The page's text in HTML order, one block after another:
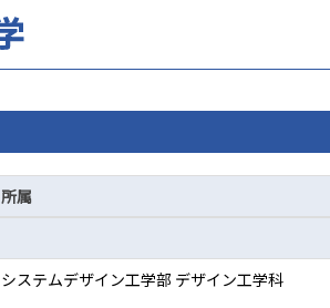
所属
システムデザイン工学部 デザイン工学科